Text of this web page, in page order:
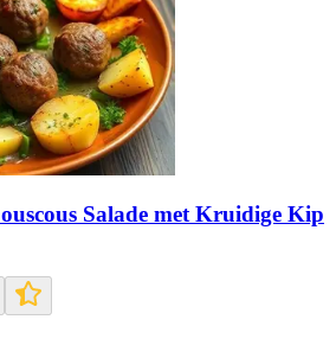
Salade met Kruidige Kip